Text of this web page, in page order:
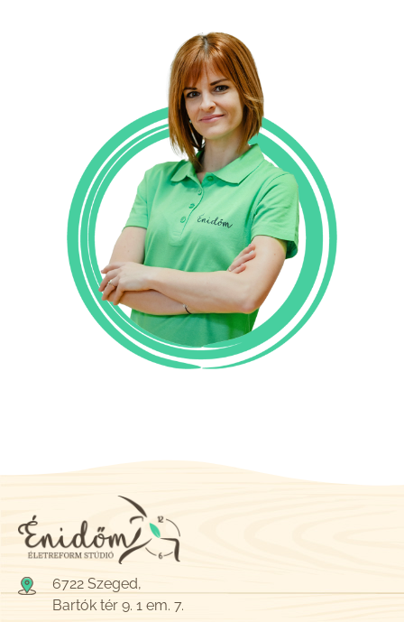
6722 Szeged,
Bartók tér 9. 1 em. 7.